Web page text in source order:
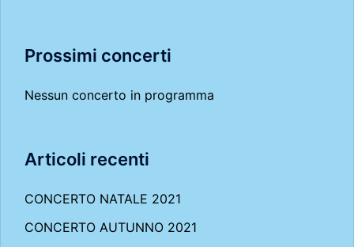
Prossimi concerti
Nessun concerto in programma
Articoli recenti
CONCERTO NATALE 2021
CONCERTO AUTUNNO 2021